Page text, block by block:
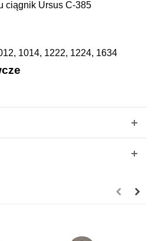
ciągnik Ursus C-385
1014, 1222, 1224, 1634